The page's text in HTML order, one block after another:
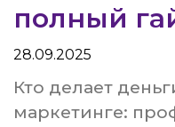
полный
28.09.2025
Кто делает
маркетинге: